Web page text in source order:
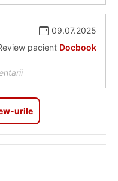
09.07.2025
pacient Docbook
urile